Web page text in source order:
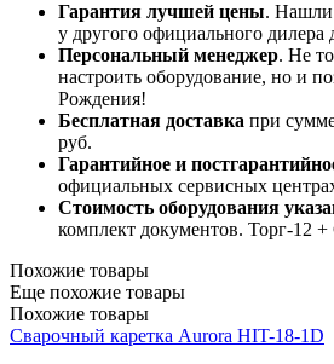
Гарантия лучшей цены. Нашли
у другого официального
Персональный менеджер. Не
настроить оборудование, но и
Рождения!
Бесплатная доставка при
руб.
Гарантийное и
официальных сервисных
Стоимость оборудования
комплект документов. Торг-12 +
Похожие товары
Еще похожие товары
Похожие товары
Сварочный каретка Aurora HIT-18-1D